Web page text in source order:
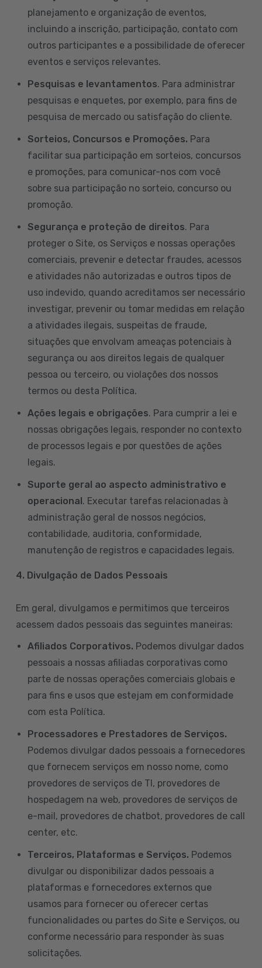
planejamento e organização de eventos,
incluindo a inscrição, participação, contato com
outros participantes e a possibilidade de oferecer
eventos e serviços relevantes.
Pesquisas e levantamentos. Para administrar
pesquisas e enquetes, por exemplo, para fins de
pesquisa de mercado ou satisfação do cliente.
Sorteios, Concursos e Promoções. Para
facilitar sua participação em sorteios, concursos
e promoções, para comunicar-nos com você
sobre sua participação no sorteio, concurso ou
promoção.
Segurança e proteção de direitos. Para
proteger o Site, os Serviços e nossas operações
comerciais, prevenir e detectar fraudes, acessos
e atividades não autorizadas e outros tipos de
uso indevido, quando acreditamos ser necessário
investigar, prevenir ou tomar medidas em relação
a atividades ilegais, suspeitas de fraude,
situações que envolvam ameaças potenciais à
segurança ou aos direitos legais de qualquer
pessoa ou terceiro, ou violações dos nossos
termos ou desta Política.
Ações legais e obrigações. Para cumprir a lei e
nossas obrigações legais, responder no contexto
de processos legais e por questões de ações
legais.
Suporte geral ao aspecto administrativo e
operacional. Executar tarefas relacionadas à
administração geral de nossos negócios,
contabilidade, auditoria, conformidade,
manutenção de registros e capacidades legais.
4. Divulgação de Dados Pessoais
Em geral, divulgamos e permitimos que terceiros
acessem dados pessoais das seguintes maneiras:
Afiliados Corporativos. Podemos divulgar dados
pessoais a nossas afiliadas corporativas como
parte de nossas operações comerciais globais e
para fins e usos que estejam em conformidade
com esta Política.
Processadores e Prestadores de Serviços.
Podemos divulgar dados pessoais a fornecedores
que fornecem serviços em nosso nome, como
provedores de serviços de TI, provedores de
hospedagem na web, provedores de serviços de
e-mail, provedores de chatbot, provedores de call
center, etc.
Terceiros, Plataformas e Serviços. Podemos
divulgar ou disponibilizar dados pessoais a
plataformas e fornecedores externos que
usamos para fornecer ou oferecer certas
funcionalidades ou partes do Site e Serviços, ou
conforme necessário para responder às suas
solicitações.